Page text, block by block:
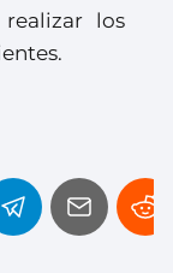
realizar los